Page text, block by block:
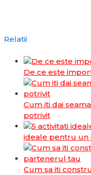
Relatii
De ce este
Cum iti dai
potrivit
ideale pentru un
Cum sa iti